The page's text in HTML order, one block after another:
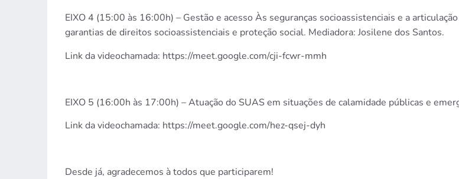
EIXO 4 (15:00 às 16:00h) – Gestão e acesso Às seguranças socioassistenciais e a
garantias de direitos socioassistenciais e proteção social. Mediadora: Josilene dos Santos.
Link da videochamada: https://meet.google.com/cji-fcwr-mmh
EIXO 5 (16:00h às 17:00h) – Atuação do SUAS em situações de calamidade públicas e
Link da videochamada: https://meet.google.com/hez-qsej-dyh
Desde já, agradecemos à todos que participarem!